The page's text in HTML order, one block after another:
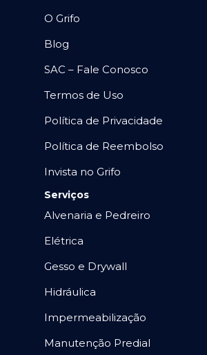
O Grifo
Blog
SAC – Fale Conosco
Termos de Uso
Política de Privacidade
Política de Reembolso
Invista no Grifo
Serviços
Alvenaria e Pedreiro
Elétrica
Gesso e Drywall
Hidráulica
Impermeabilização
Manutenção Predial